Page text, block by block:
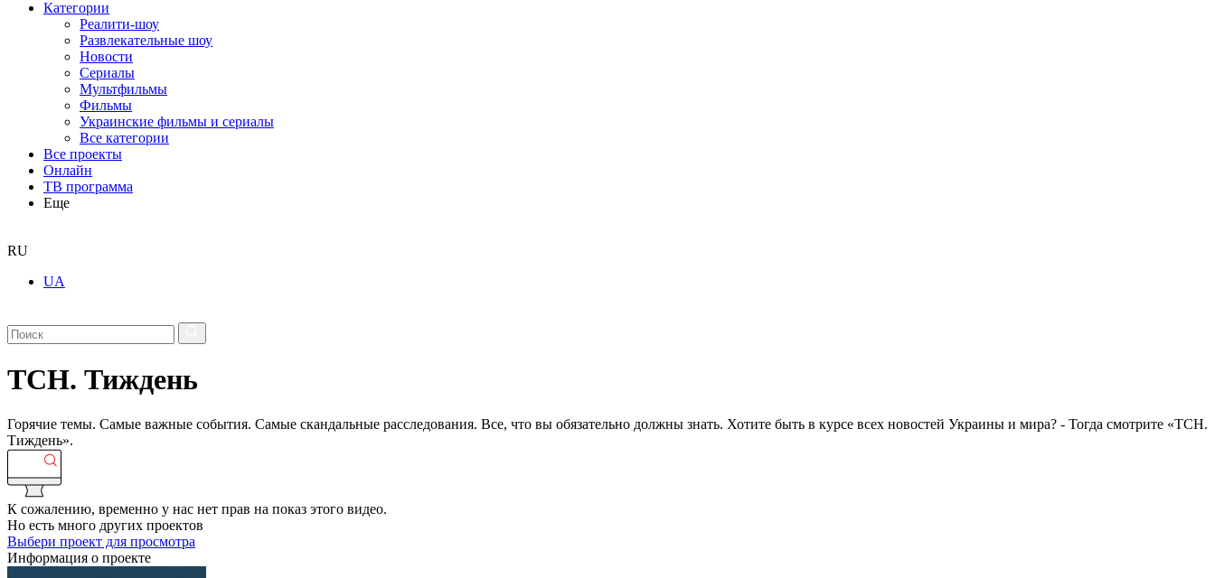
Категории
Реалити-шоу
Развлекательные шоу
Новости
Сериалы
Мультфильмы
Фильмы
Украинские фильмы и сериалы
Все категории
Все проекты
Онлайн
ТВ программа
Еще
RU
UA
ТСН. Тиждень
Горячие темы. Самые важные события. Самые скандальные расследования. Все, что вы обязательно должны знать. Хотите быть в курсе всех новостей Украины и мира? - Тогда смотрите «ТСН.
Тиждень».
К сожалению, временно у нас нет прав на показ этого видео.
Но есть много других проектов
Выбери проект для просмотра
Информация о проекте